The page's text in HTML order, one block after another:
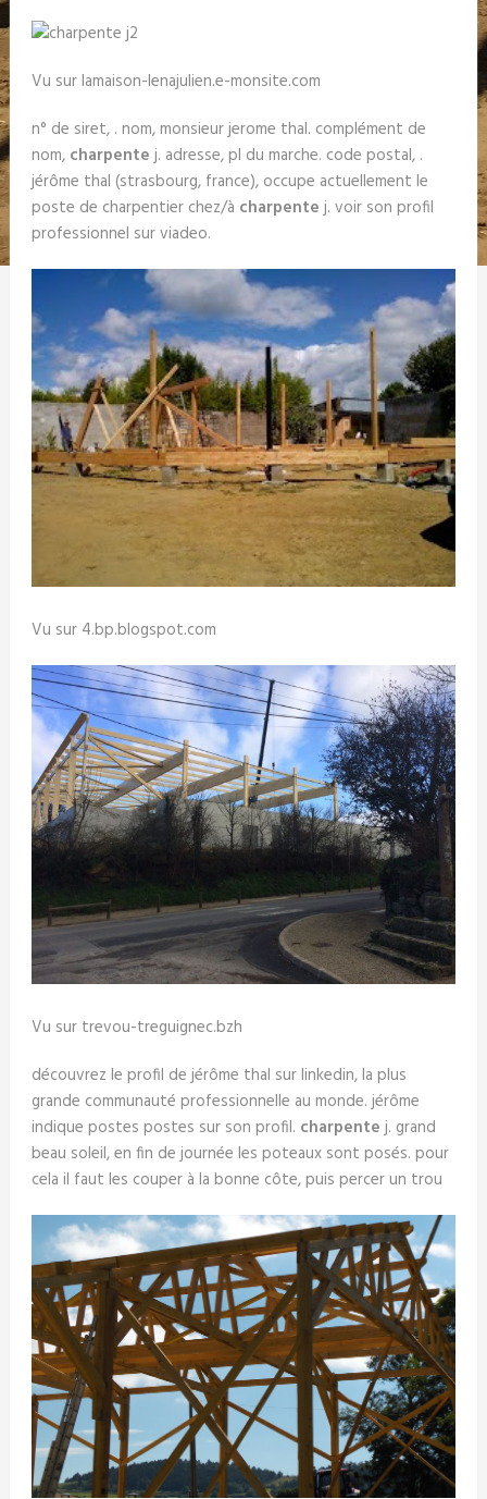
Vu sur lamaison-lenajulien.e-monsite.com
n° de siret, . nom, monsieur jerome thal. complément de
nom, charpente j. adresse, pl du marche. code postal, .
jérôme thal (strasbourg, france), occupe actuellement le
poste de charpentier chez/à charpente j. voir son profil
professionnel sur viadeo.
Vu sur 4.bp.blogspot.com
Vu sur trevou-treguignec.bzh
découvrez le profil de jérôme thal sur linkedin, la plus
grande communauté professionnelle au monde. jérôme
indique postes postes sur son profil. charpente j. grand
beau soleil, en fin de journée les poteaux sont posés. pour
cela il faut les couper à la bonne côte, puis percer un trou